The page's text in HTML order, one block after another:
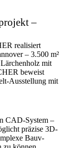
–
real­isiert
– 3.500 m²
mit
beweist
Ausstellung mit
CAD-System –
präzise 3D-
Bauv­